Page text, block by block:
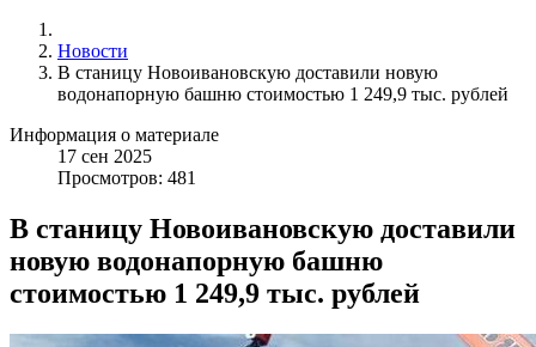
Новости
В станицу Новоивановскую доставили новую
водонапорную башню стоимостью 1 249,9 тыс. рублей
Информация о материале
17 сен 2025
Просмотров: 481
В станицу Новоивановскую доставили
новую водонапорную башню
стоимостью 1 249,9 тыс. рублей